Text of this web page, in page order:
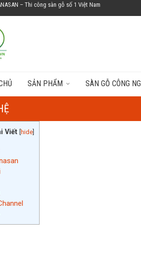
– Thi công sàn gỗ số 1 Việt Nam
SẢN PHẨM SÀN GỖ CÔNG
Viết hide